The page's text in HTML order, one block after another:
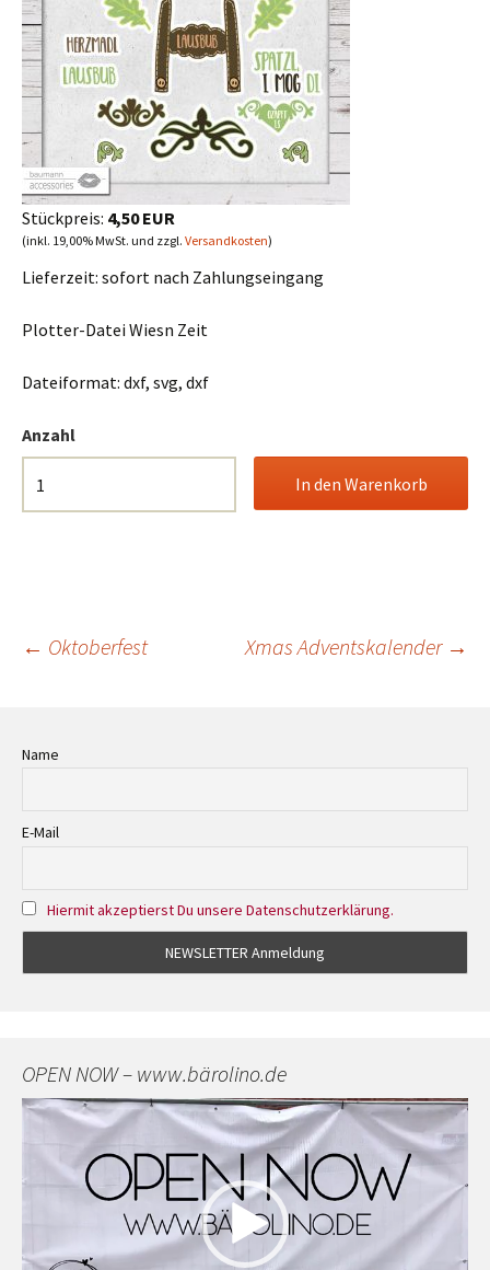
Stückpreis: 4,50 EUR
(inkl. 19,00% MwSt. und zzgl. Versandkosten)
Lieferzeit: sofort nach Zahlungseingang
Plotter-Datei Wiesn Zeit
Dateiformat: dxf, svg, dxf
Anzahl
Beitrags-
← Oktoberfest Xmas Adventskalender →
Name
E-Mail
Hiermit akzeptierst Du unsere Datenschutzerklärung.
OPEN NOW – www.bärolino.de
Video-